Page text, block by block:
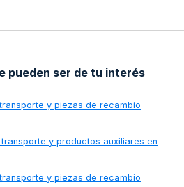
pueden ser de tu interés
y piezas de recambio
y productos auxiliares en
y piezas de recambio